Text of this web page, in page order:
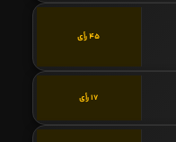
45 رأی
17 رأی